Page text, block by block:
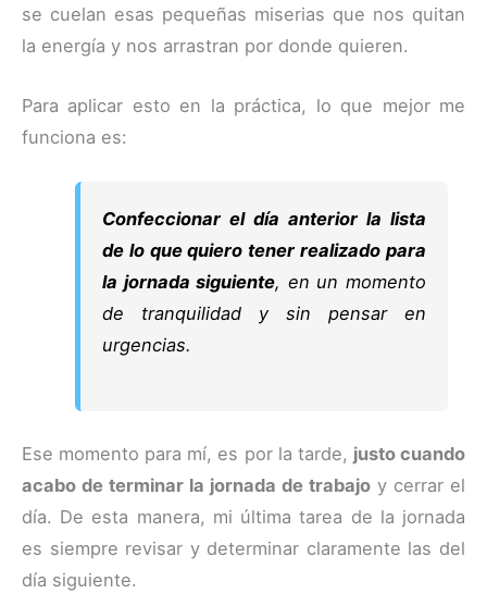
se cuelan esas pequeñas miserias que nos quitan
la energía y nos arrastran por donde quieren.
Para aplicar esto en la práctica, lo que mejor me
funciona es:
Confeccionar el día anterior la lista
de lo que quiero tener realizado para
la jornada siguiente, en un momento
de tranquilidad y sin pensar en
urgencias.
Ese momento para mí, es por la tarde, justo cuando
acabo de terminar la jornada de trabajo y cerrar el
día. De esta manera, mi última tarea de la jornada
es siempre revisar y determinar claramente las del
día siguiente.